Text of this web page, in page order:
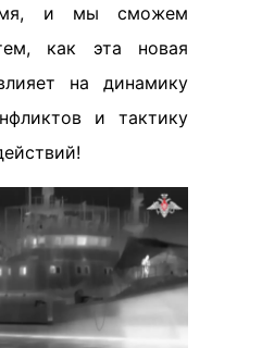
и мы сможем
как эта новая
на динамику
и тактику